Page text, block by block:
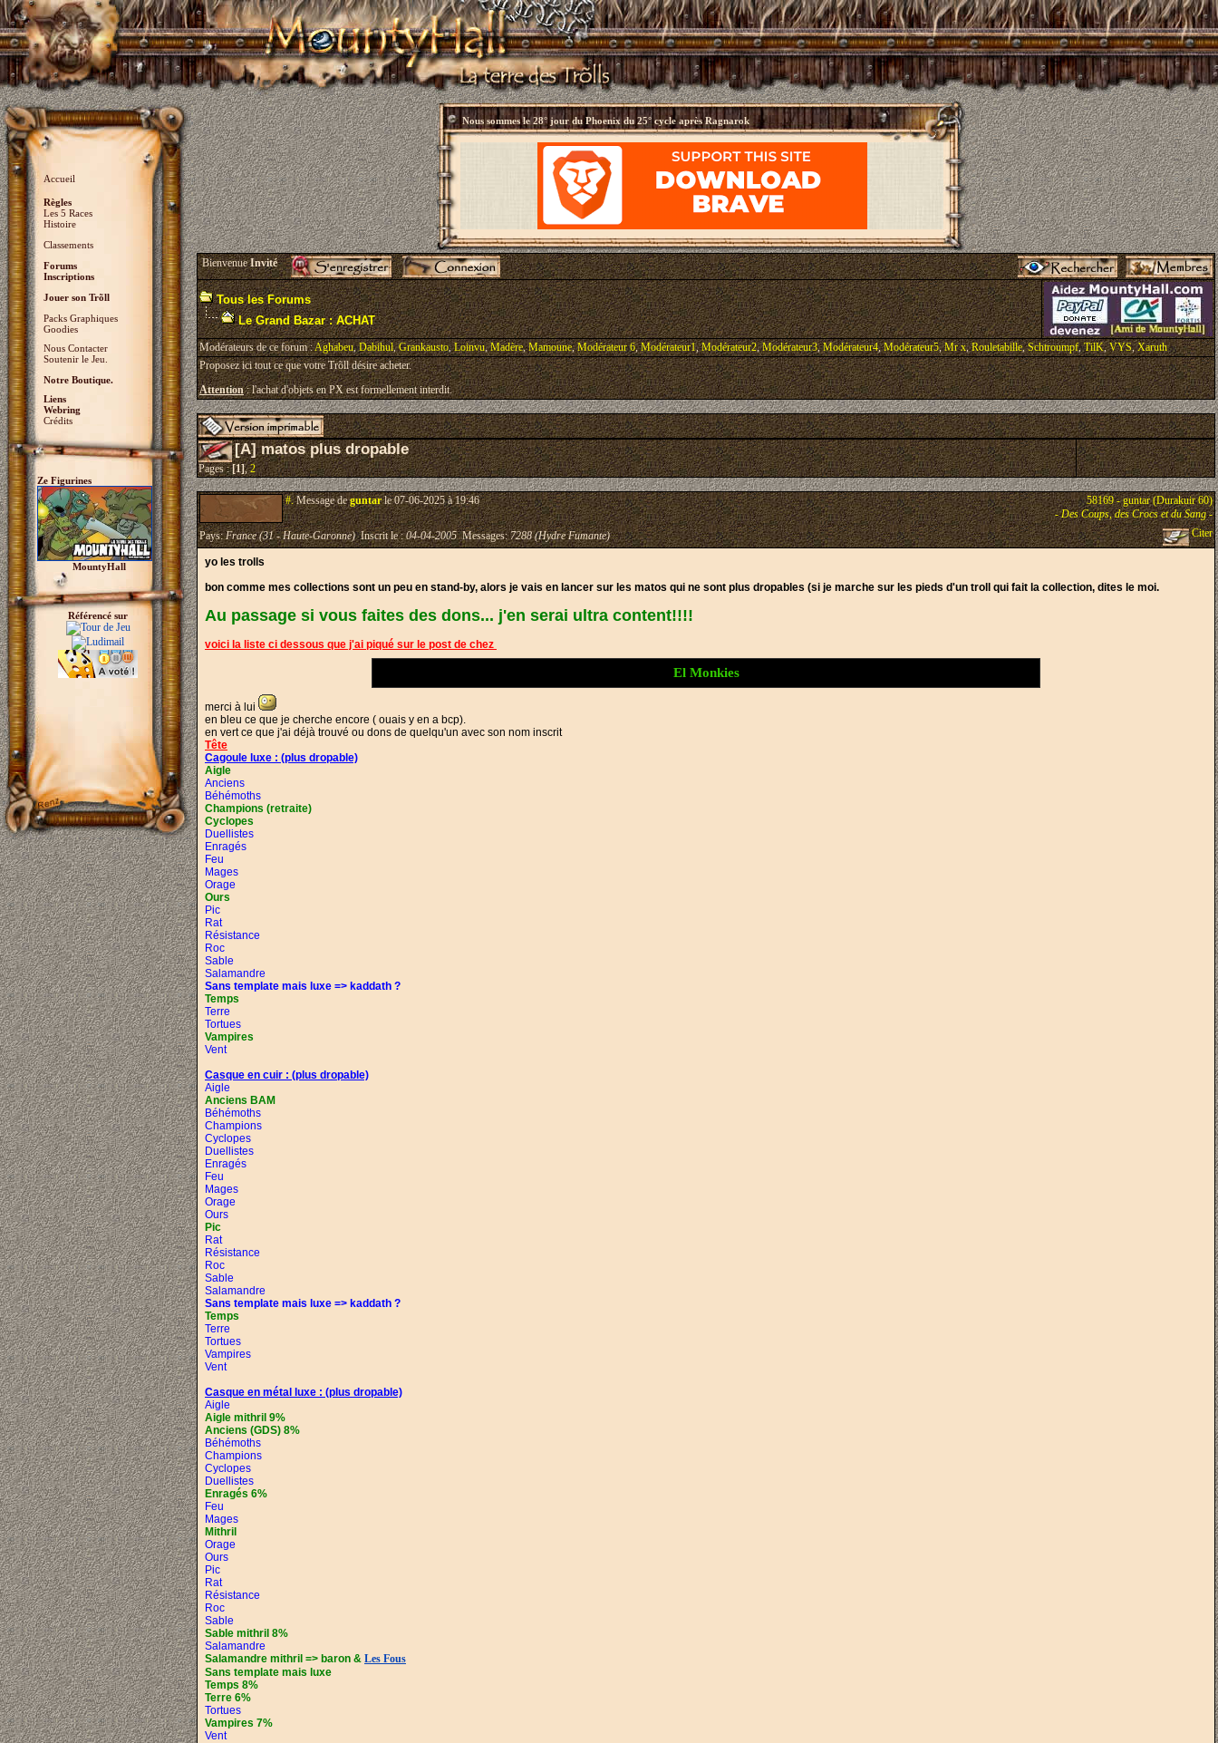
Accueil
Règles
Les 5 Races
Histoire
Classements
Forums
Inscriptions
Jouer son Trõll
Packs Graphiques
Goodies
Nous Contacter
Soutenir le Jeu.
Notre Boutique.
Liens
Webring
Crédits
Ze Figurines
MountyHall
Référencé sur
Nous sommes le28° jour du Phoenix du 25° cycle après Ragnarok
BienvenueInvité
Tous les Forums
Le Grand Bazar : ACHAT
Modérateurs de ce forum :Aghabeu,Dabihul,Grankausto,Loinvu,Madère,Mamoune,Modérateur 6,Modérateur1,Modérateur2,Modérateur3,Modérateur4,Modérateur5,Mr x,Rouletabille,Schtroumpf,TilK,VYS,Xaruth
Proposez ici tout ce que votre Trõll désire acheter.
Attention: l'achat d'objets en PX est formellement interdit.
[A] matos plus dropable
Pages :[1],2
#.Message deguntarle 07-06-2025 à 19:46
58169 - guntar (Durakuir 60)
-Des Coups, des Crocs et du Sang-
Pays:France (31 - Haute-Garonne)Inscrit le :04-04-2005Messages:7288 (Hydre Fumante) Citer
yo les trolls
bon comme mes collections sont un peu en stand-by, alors je vais en lancer sur les matos qui ne sont plus dropables (si je marche sur les pieds d'un troll qui fait la collection, dites le moi.
Au passage si vous faites des dons... j'en serai ultra content!!!!
voici la liste ci dessous que j'ai piqué sur le post de chez
El Monkies
merci à lui
en bleu ce que je cherche encore ( ouais y en a bcp).
en vert ce que j'ai déjà trouvé ou dons de quelqu'un avec son nom inscrit
Tête
Cagoule luxe : (plus dropable)
Aigle
Anciens
Béhémoths
Champions (retraite)
Cyclopes
Duellistes
Enragés
Feu
Mages
Orage
Ours
Pic
Rat
Résistance
Roc
Sable
Salamandre
Sans template mais luxe => kaddath ?
Temps
Terre
Tortues
Vampires
Vent
Casque en cuir : (plus dropable)
Aigle
Anciens BAM
Béhémoths
Champions
Cyclopes
Duellistes
Enragés
Feu
Mages
Orage
Ours
Pic
Rat
Résistance
Roc
Sable
Salamandre
Sans template mais luxe => kaddath ?
Temps
Terre
Tortues
Vampires
Vent
Casque en métal luxe : (plus dropable)
Aigle
Aigle mithril 9%
Anciens (GDS) 8%
Béhémoths
Champions
Cyclopes
Duellistes
Enragés 6%
Feu
Mages
Mithril
Orage
Ours
Pic
Rat
Résistance
Roc
Sable
Sable mithril 8%
Salamandre
Salamandre mithril => baron & Les Fous
Sans template mais luxe
Temps 8%
Terre 6%
Tortues
Vampires 7%
Vent